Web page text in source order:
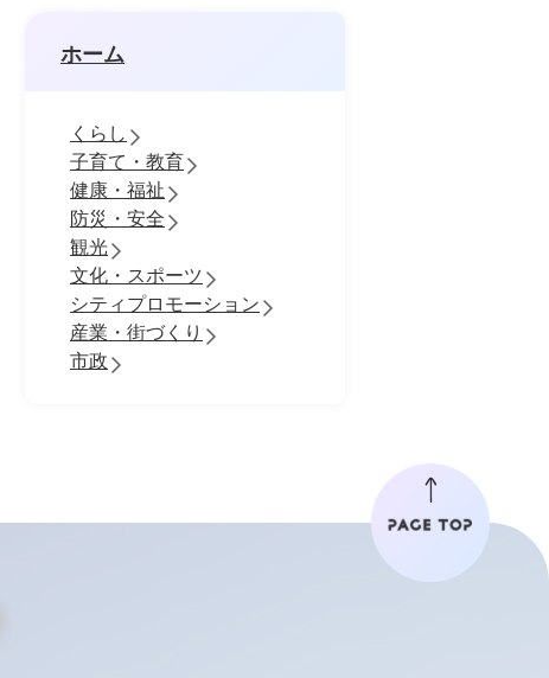
ホーム
くらし
子育て・教育
健康・福祉
防災・安全
観光
文化・スポーツ
シティプロモーション
産業・街づくり
市政